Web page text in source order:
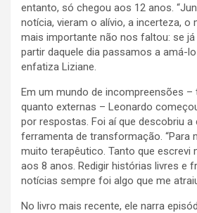
entanto, só chegou aos 12 anos.
notícia, vieram o alívio, a incerteza, o
mais importante não nos faltou: se
partir daquele dia passamos a amá-lo
enfatiza Liziane.
Em um mundo de incompreensões –
quanto externas – Leonardo
por respostas. Foi aí que descobriu
ferramenta de transformação. “Para
muito terapêutico. Tanto que escrevi
aos 8 anos. Redigir histórias livres e
notícias sempre foi algo que me
No livro mais recente, ele narra